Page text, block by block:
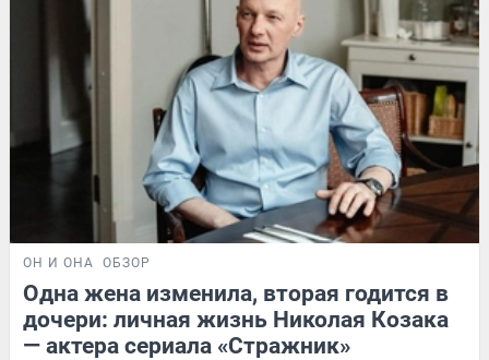
ОН И ОНА ОБЗОР
Одна жена изменила, вторая годится в
дочери: личная жизнь Николая Козака
— актера сериала «Стражник»